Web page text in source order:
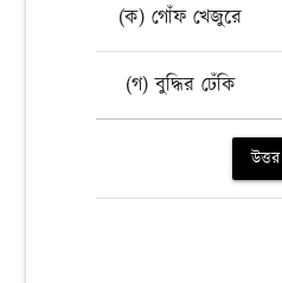
(ক) গোঁফ খেজুরে
(গ) বুদ্ধির ঢেঁকি
উত্তর